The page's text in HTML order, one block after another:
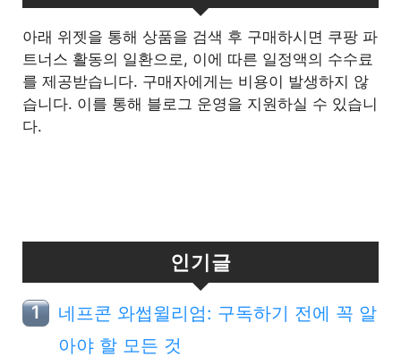
아래 위젯을 통해 상품을 검색 후 구매하시면 쿠팡 파
트너스 활동의 일환으로, 이에 따른 일정액의 수수료
를 제공받습니다. 구매자에게는 비용이 발생하지 않
습니다. 이를 통해 블로그 운영을 지원하실 수 있습니
다.
인기글
네프콘 와썹윌리엄: 구독하기 전에 꼭 알
아야 할 모든 것